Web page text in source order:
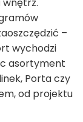
wnętrz.
–
wychodzi
asortyment
Porta czy
od projektu